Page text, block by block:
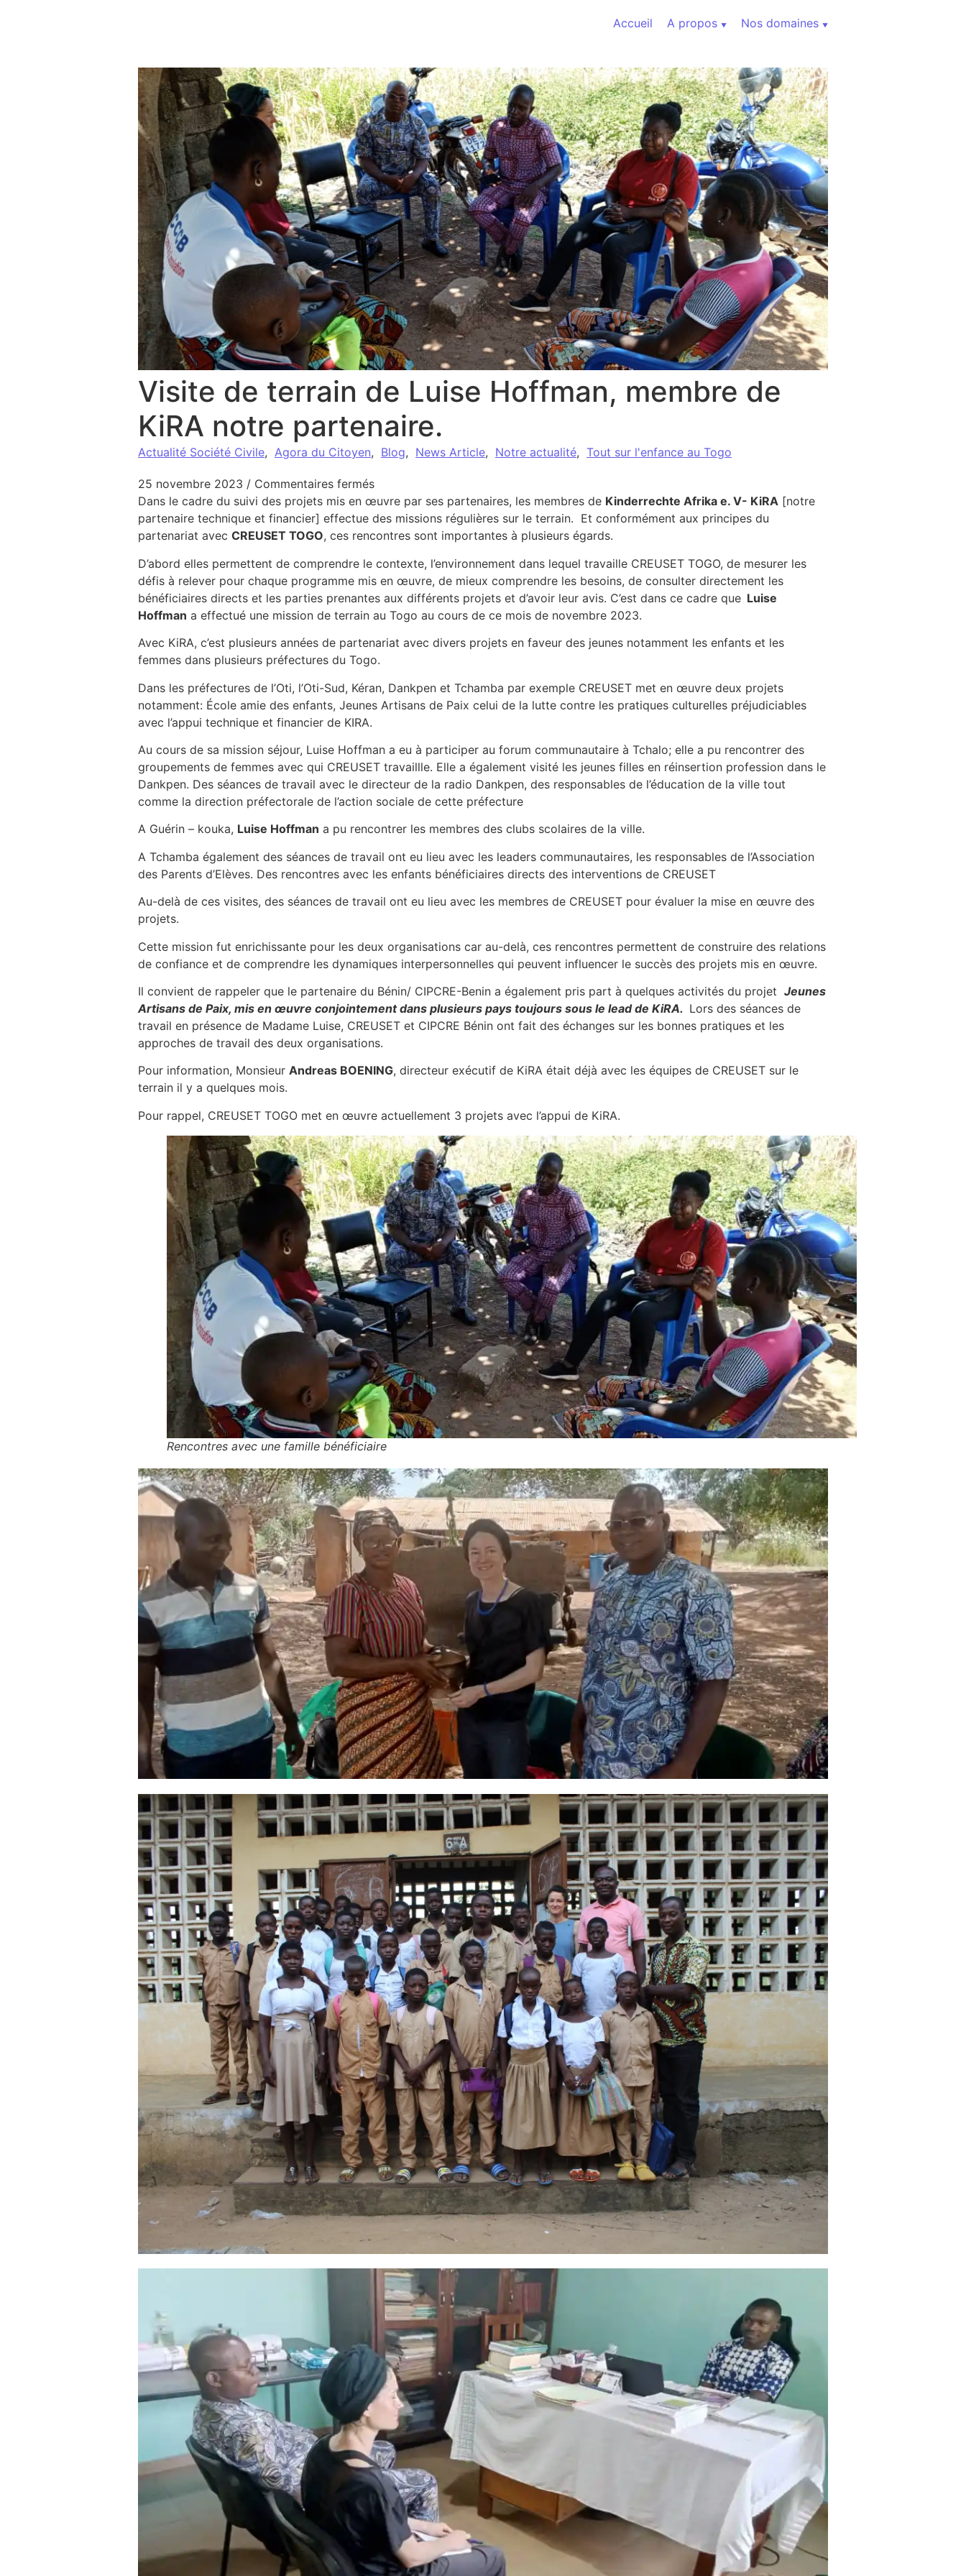
Accueil
A propos Nos domaines
Visite de terrain de Luise Hoffman, membre de
KiRA notre partenaire.
Actualité Société Civile, Agora du Citoyen, Blog, News Article, Notre actualité, Tout sur l'enfance au Togo
25 novembre 2023 / Commentaires ferméssur Visite de terrain de Luise Hoffman, membre de KiRA notre partenaire.
Dans le cadre du suivi des projets mis en œuvre par ses partenaires, les membres de Kinderrechte Afrika e. V- KiRA [notre
partenaire technique et financier] effectue des missions régulières sur le terrain. Et conformément aux principes du
partenariat avec CREUSET TOGO, ces rencontres sont importantes à plusieurs égards.
D’abord elles permettent de comprendre le contexte, l’environnement dans lequel travaille CREUSET TOGO, de mesurer les
défis à relever pour chaque programme mis en œuvre, de mieux comprendre les besoins, de consulter directement les
bénéficiaires directs et les parties prenantes aux différents projets et d’avoir leur avis. C’est dans ce cadre que Luise
Hoffman a effectué une mission de terrain au Togo au cours de ce mois de novembre 2023.
Avec KiRA, c’est plusieurs années de partenariat avec divers projets en faveur des jeunes notamment les enfants et les
femmes dans plusieurs préfectures du Togo.
Dans les préfectures de l’Oti, l’Oti-Sud, Kéran, Dankpen et Tchamba par exemple CREUSET met en œuvre deux projets
notamment: École amie des enfants, Jeunes Artisans de Paix celui de la lutte contre les pratiques culturelles préjudiciables
avec l’appui technique et financier de KIRA.
Au cours de sa mission séjour, Luise Hoffman a eu à participer au forum communautaire à Tchalo; elle a pu rencontrer des
groupements de femmes avec qui CREUSET travaillle. Elle a également visité les jeunes filles en réinsertion profession dans le
Dankpen. Des séances de travail avec le directeur de la radio Dankpen, des responsables de l’éducation de la ville tout
comme la direction préfectorale de l’action sociale de cette préfecture
A Guérin – kouka, Luise Hoffman a pu rencontrer les membres des clubs scolaires de la ville.
A Tchamba également des séances de travail ont eu lieu avec les leaders communautaires, les responsables de l’Association
des Parents d’Elèves. Des rencontres avec les enfants bénéficiaires directs des interventions de CREUSET
Au-delà de ces visites, des séances de travail ont eu lieu avec les membres de CREUSET pour évaluer la mise en œuvre des
projets.
Cette mission fut enrichissante pour les deux organisations car au-delà, ces rencontres permettent de construire des relations
de confiance et de comprendre les dynamiques interpersonnelles qui peuvent influencer le succès des projets mis en œuvre.
Il convient de rappeler que le partenaire du Bénin/ CIPCRE-Benin a également pris part à quelques activités du projet Jeunes
Artisans de Paix, mis en œuvre conjointement dans plusieurs pays toujours sous le lead de KiRA. Lors des séances de
travail en présence de Madame Luise, CREUSET et CIPCRE Bénin ont fait des échanges sur les bonnes pratiques et les
approches de travail des deux organisations.
Pour information, Monsieur Andreas BOENING, directeur exécutif de KiRA était déjà avec les équipes de CREUSET sur le
terrain il y a quelques mois.
Pour rappel, CREUSET TOGO met en œuvre actuellement 3 projets avec l’appui de KiRA.
Rencontres avec une famille bénéficiaire